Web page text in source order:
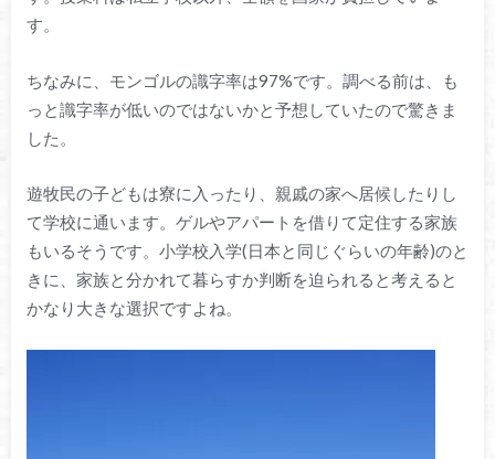
す。
ちなみに、モンゴルの識字率は97%です。調べる前は、も
っと識字率が低いのではないかと予想していたので驚きま
した。
遊牧民の子どもは寮に入ったり、親戚の家へ居候したりし
て学校に通います。ゲルやアパートを借りて定住する家族
もいるそうです。小学校入学(日本と同じぐらいの年齢)のと
きに、家族と分かれて暮らすか判断を迫られると考えると
かなり大きな選択ですよね。